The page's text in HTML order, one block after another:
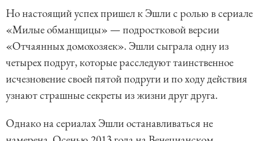
Но настоящий успех пришел к Эшли с ролью в сериале
«Милые обманщицы» — подростковой версии
«Отчаянных домохозяек». Эшли сыграла одну из
четырех подруг, которые расследуют таинственное
исчезновение своей пятой подруги и по ходу действия
узнают страшные секреты из жизни друг друга.
Однако на сериалах Эшли останавливаться не